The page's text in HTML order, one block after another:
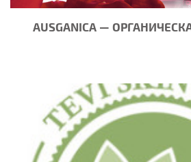
AUSGANICA —